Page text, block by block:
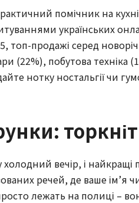
помічник на
українських
топ-продажі серед
(22%), побутова техніка
нотку ностальгії чи
вечір, і найкращі
речей, де ваше ім’я
лежать на полиці –